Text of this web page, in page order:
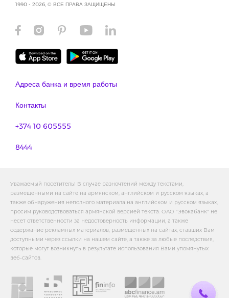
1990 - 2026, © ВСЕ ПРАВА ЗАЩИЩЕНЫ
Адреса банка и время работы
Контакты
+374 10 605555
8444
Уважаемый посетитель! В случае разночтений между текстами,
размещенными на сайте на армянском, английском и русском языках, а
также обнаружения неполного материала на английском и русском языках,
просим руководствоваться армянской версией текста. ОАО "Эвокабанк" не
несет ответственности за недостоверность информации, а также
содержание рекламных материалов, размещенных на сайтах, ставших Вам
доступными через ссылки на нашем сайте, а также за любые последствия,
которые могут возникнуть в результате использования Вами упомянутых
веб-сайтов.